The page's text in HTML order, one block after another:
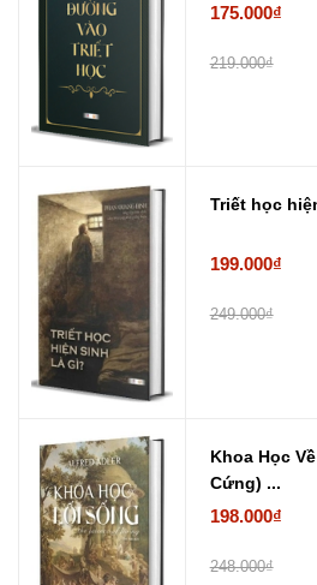
175.000₫
219.000₫
Triết học
199.000₫
249.000₫
Khoa Học
Cứng) ...
198.000₫
248.000₫